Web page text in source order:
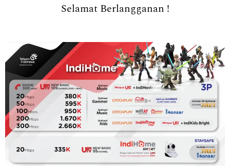
Selamat Berlangganan !